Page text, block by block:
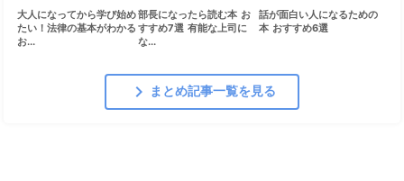
大人になってから学び始め
たい！法律の基本がわかる
お...
部長になったら読む本 お
すすめ7選 有能な上司に
な...
話が面白い人になるための
本 おすすめ6選
chevron_right まとめ記事一覧を見る